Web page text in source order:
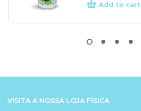
Add to cart
VISITA A NOSSA LOJA FÍSICA